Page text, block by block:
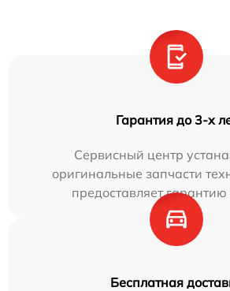
Гарантия до 3-х
Сервисный центр
оригинальные запчасти
предоставляет гарантию
Бесплатная